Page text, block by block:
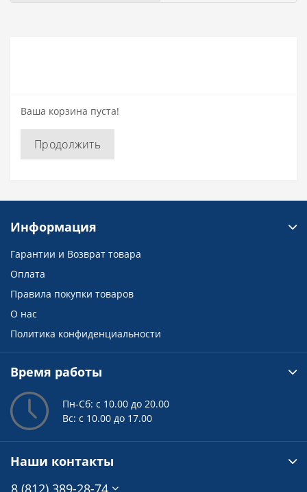
Ваша корзина пуста!
Продолжить
Информация
Гарантии и Возврат товара
Оплата
Правила покупки товаров
О нас
Политика конфиденциальности
Время работы
Пн-Сб: с 10.00 до 20.00
Вс: с 10.00 до 17.00
Наши контакты
8 (812) 389-28-74